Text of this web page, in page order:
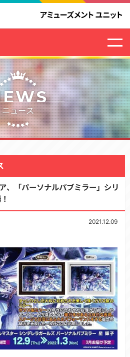
ニュース
、「パーソナルパブミラー」シリ
2021.12.09